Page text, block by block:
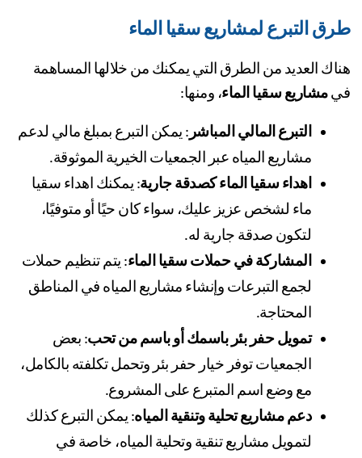
التبرع لمشاريع سقيا الماء
هناك العديد من الطرق التي يمكنك من خلالها المساهمة
مشاريع سقيا الماء، ومنها:
التبرع المالي المباشر
: يمكن التبرع بمبلغ مالي لدعم
مشاريع المياه عبر الجمعيات الخيرية الموثوقة.
اهداء سقيا الماء كصدقة جارية
: يمكنك اهداء سقيا
ماء لشخص عزيز عليك، سواء كان حيًا أو متوفيًا،
لتكون صدقة جارية له.
المشاركة في حملات سقيا الماء
: يتم تنظيم حملات
لجمع التبرعات وإنشاء مشاريع المياه في المناطق
المحتاجة.
تمويل حفر بئر باسمك أو باسم من تحب
: بعض
الجمعيات توفر خيار حفر بئر وتحمل تكلفته بالكامل،
مع وضع اسم المتبرع على المشروع.
دعم مشاريع تحلية وتنقية المياه
: يمكن التبرع كذلك
لتمويل مشاريع تنقية وتحلية المياه، خاصة في